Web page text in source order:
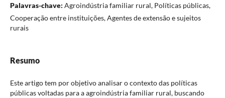
Palavras-chave: Agroindústria familiar rural, Políticas públicas,
Cooperação entre instituições, Agentes de extensão e sujeitos
rurais
Resumo
Este artigo tem por objetivo analisar o contexto das políticas
públicas voltadas para a agroindústria familiar rural, buscando